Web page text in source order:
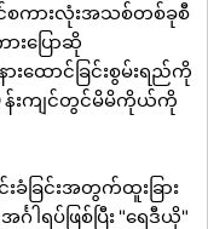
ားလုံးအသစ်တစ်ခုစီ
ပြောဆို
းထောင်ခြင်းစွမ်းရည်ကို
န်းကျင်တွင်မိမိကိုယ်ကို
ခံခြင်းအတွက်ထူးခြား
ါရပ်ဖြစ်ပြီး "ရေဒီယို"